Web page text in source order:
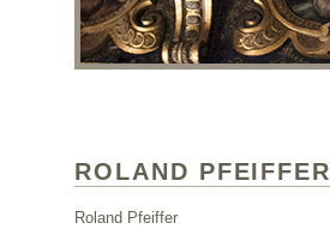
ROLAND PFEIFFER
Roland Pfeiffer